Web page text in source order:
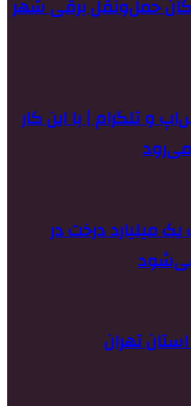
حمل‌ونقل برقی شهر
و تلگرام | با این کار
میلیارد درخت در
می‌شود
تهران